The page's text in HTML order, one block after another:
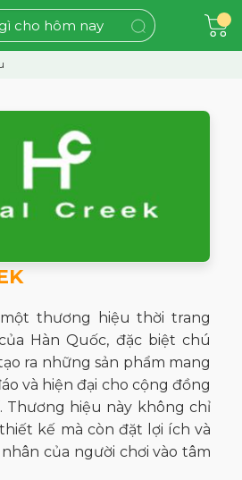
thương hiệu thời trang
Hàn Quốc, đặc biệt chú
ra những sản phẩm mang
và hiện đại cho cộng đồng
Thương hiệu này không chỉ
kế mà còn đặt lợi ích và
của người chơi vào tâm